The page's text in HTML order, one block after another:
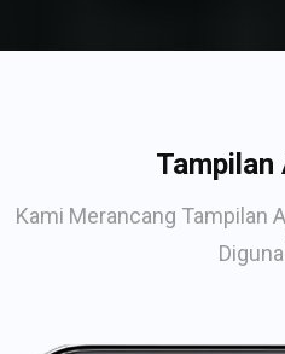
Tampilan
Kami Merancang Tampilan